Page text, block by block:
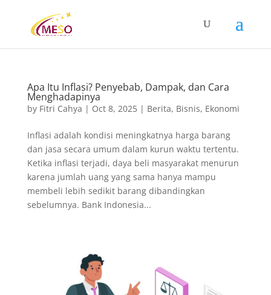
Apa Itu Inflasi? Penyebab, Dampak, dan Cara
Menghadapinya
by Fitri Cahya | Oct 8, 2025| Berita, Bisnis, Ekonomi
Inflasi adalah kondisi meningkatnya harga barang
dan jasa secara umum dalam kurun waktu tertentu.
Ketika inflasi terjadi, daya beli masyarakat menurun
karena jumlah uang yang sama hanya mampu
membeli lebih sedikit barang dibandingkan
sebelumnya. Bank Indonesia...